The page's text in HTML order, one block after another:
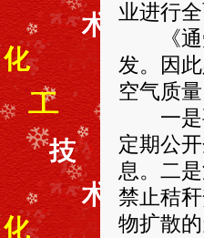
业进行全
《通知
发。因
空气质量
一是要
定期公
息。二
禁止秸
物扩散